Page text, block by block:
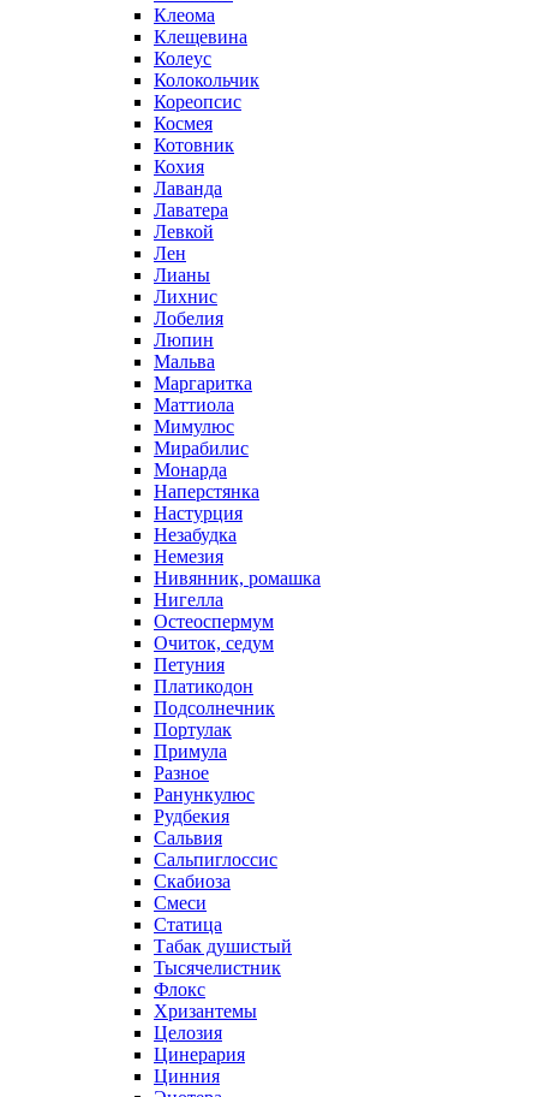
Клеома
Клещевина
Колеус
Колокольчик
Кореопсис
Космея
Котовник
Кохия
Лаванда
Лаватера
Левкой
Лен
Лианы
Лихнис
Лобелия
Люпин
Мальва
Маргаритка
Маттиола
Мимулюс
Мирабилис
Монарда
Наперстянка
Настурция
Незабудка
Немезия
Нивянник, ромашка
Нигелла
Остеоспермум
Очиток, седум
Петуния
Платикодон
Подсолнечник
Портулак
Примула
Разное
Ранункулюс
Рудбекия
Сальвия
Сальпиглоссис
Скабиоза
Смеси
Статица
Табак душистый
Тысячелистник
Флокс
Хризантемы
Целозия
Цинерария
Цинния